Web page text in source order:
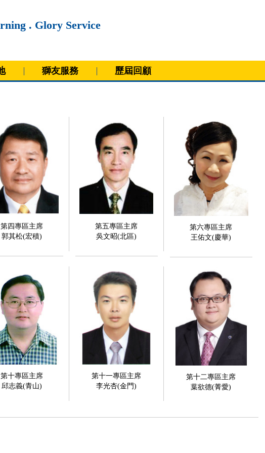
. Glory Service
獅友服務 歷屆回顧
第四專區主席
郭其松(宏積)
第五專區主席
吳文昭(北區)
第六專區主席
王佑文(慶華)
第十專區主席
邱志義(青山)
第十一專區主席
李光杏(金門)
第十二專區主席
葉欲德(菁愛)